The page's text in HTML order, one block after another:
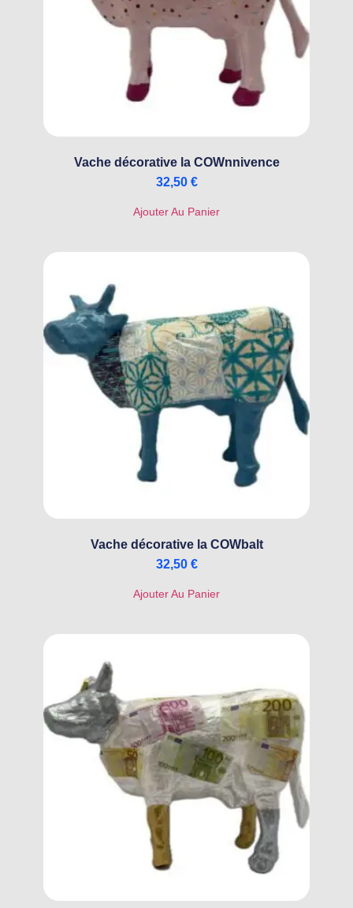
Vache décorative la COWnnivence
32,50 €
Ajouter Au Panier
Vache décorative la COWbalt
32,50 €
Ajouter Au Panier